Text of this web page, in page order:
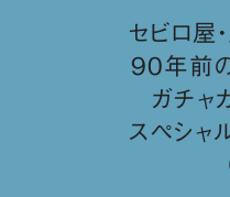
セビロ屋
90年前
ガチャ
スペシャ